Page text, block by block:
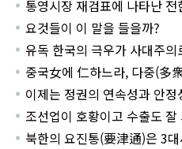
통영시장 재검표에 나타난
요것들이 이 말을 들을까?
유독 한국의 극우가 사대주의
중국女에 仁하느라, 다중(多
이제는 정권의 연속성과 안
조선업이 호황이고 수출도 잘
북한의 요진통(要津通)은 3